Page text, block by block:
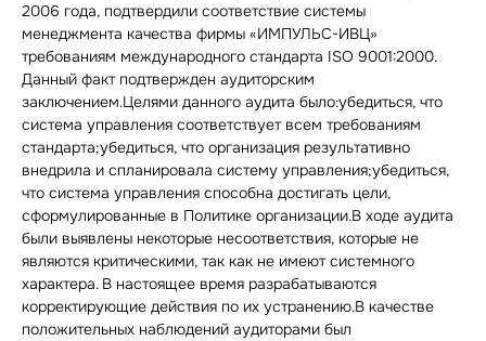
2006 года, подтвердили соответствие системы
менеджмента качества фирмы «ИМПУЛЬС-ИВЦ»
требованиям международного стандарта ISO 9001:2000.
Данный факт подтвержден аудиторским
заключением.Целями данного аудита было:убедиться, что
система управления соответствует всем требованиям
стандарта;убедиться, что организация результативно
внедрила и спланировала систему управления;убедиться,
что система управления способна достигать цели,
сформулированные в Политике организации.В ходе аудита
были выявлены некоторые несоответствия, которые не
являются критическими, так как не имеют системного
характера. В настоящее время разрабатываются
корректирующие действия по их устранению.В качестве
положительных наблюдений аудиторами был